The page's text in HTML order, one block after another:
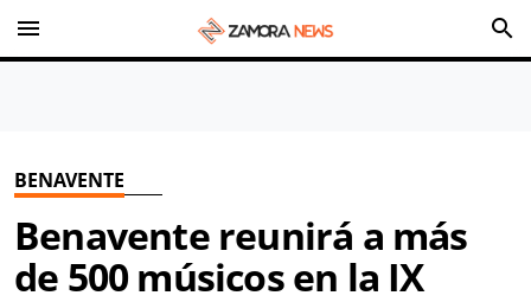
menu search
BENAVENTE
Benavente reunirá a más
de 500 músicos en la IX